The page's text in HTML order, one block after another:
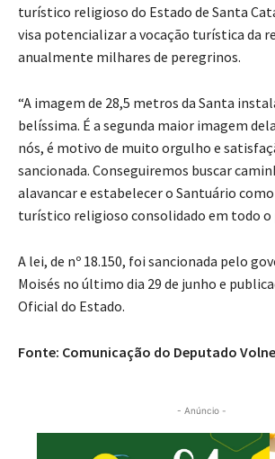
turístico religioso do Estado de Santa
visa potencializar a vocação turística da
anualmente milhares de peregrinos.
“A imagem de 28,5 metros da Santa
belíssima. É a segunda maior imagem
nós, é motivo de muito orgulho e
sancionada. Conseguiremos buscar
alavancar e estabelecer o Santuário
turístico religioso consolidado em todo o
A lei, de nº 18.150, foi sancionada pelo
Moisés no último dia 29 de junho e
Oficial do Estado.
Fonte: Comunicação do Deputado
- Anúncio -